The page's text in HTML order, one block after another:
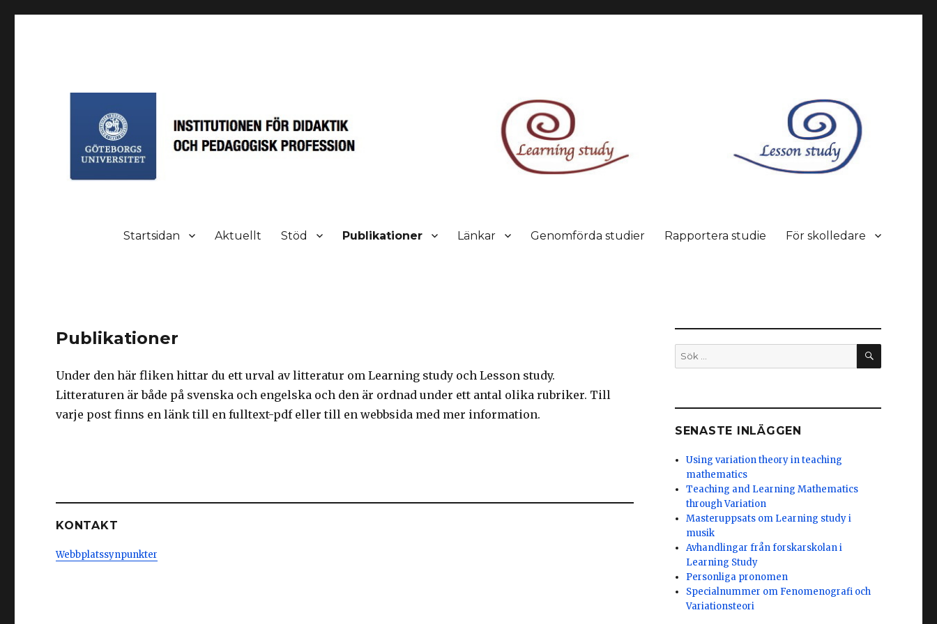
Startsidan Aktuellt Stöd Publikationer Länkar Genomförda studier Rapportera studie För skolledare
Publikationer
Under den här fliken hittar du ett urval av litteratur om Learning study och Lesson study.
Litteraturen är både på svenska och engelska och den är ordnad under ett antal olika rubriker. Till
varje post finns en länk till en fulltext-pdf eller till en webbsida med mer information.
KONTAKT
Webbplatssynpunkter
Sök
efter:
SÖK
SENASTE INLÄGGEN
Using variation theory in teaching
mathematics
Teaching and Learning Mathematics
through Variation
Masteruppsats om Learning study i
musik
Avhandlingar från forskarskolan i
Learning Study
Personliga pronomen
Specialnummer om Fenomenografi och
Variationsteori